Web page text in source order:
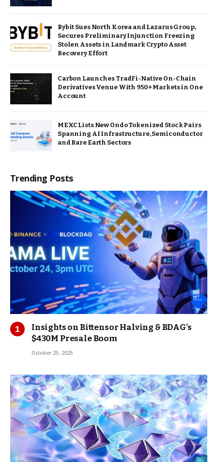
Bybit Sues North Korea and Lazarus Group,
Secures Preliminary Injunction Freezing
Stolen Assets in Landmark Crypto Asset
Recovery Effort
Carbon Launches TradFi-Native On-Chain
Derivatives Venue With 950+ Markets in One
Account
MEXC Lists New Ondo Tokenized Stock Pairs
Spanning AI Infrastructure, Semiconductor
and Rare Earth Sectors
Trending Posts
Insights on Bittensor Halving & BDAG’s
$430M Presale Boom
October 25, 2025